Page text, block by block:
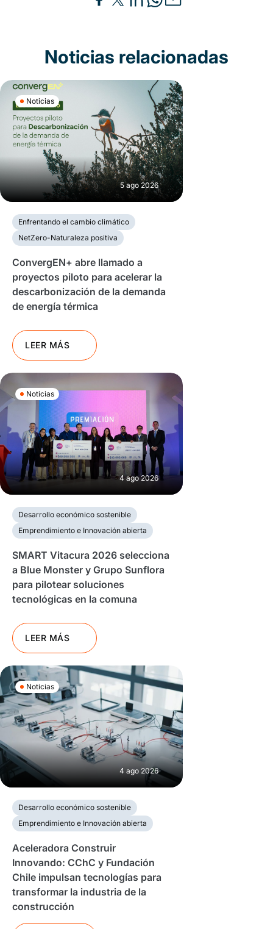
Noticias relacionadas
Noticias
5 ago 2026
Enfrentando el cambio climático
NetZero-Naturaleza positiva
ConvergEN+ abre llamado a
proyectos piloto para acelerar la
descarbonización de la demanda
de energía térmica
LEER MÁS
Noticias
4 ago 2026
Desarrollo económico sostenible
Emprendimiento e Innovación abierta
SMART Vitacura 2026 selecciona
a Blue Monster y Grupo Sunflora
para pilotear soluciones
tecnológicas en la comuna
LEER MÁS
Noticias
4 ago 2026
Desarrollo económico sostenible
Emprendimiento e Innovación abierta
Aceleradora Construir
Innovando: CChC y Fundación
Chile impulsan tecnologías para
transformar la industria de la
construcción